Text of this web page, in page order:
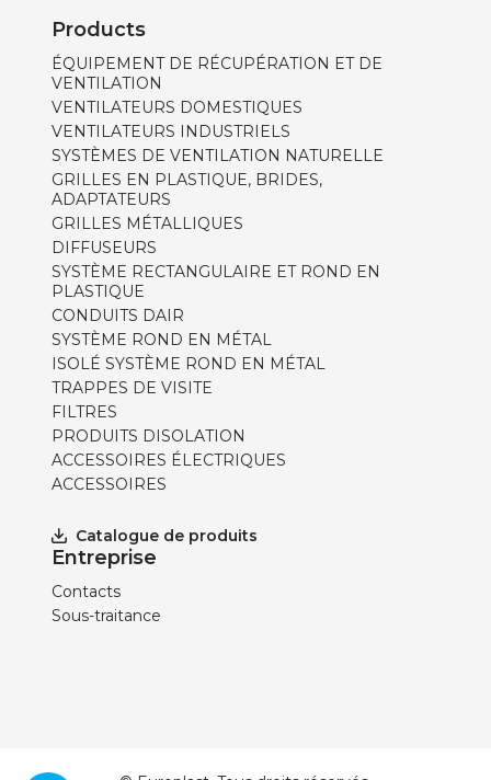
Products
ÉQUIPEMENT DE RÉCUPÉRATION ET DE
VENTILATION
VENTILATEURS DOMESTIQUES
VENTILATEURS INDUSTRIELS
SYSTÈMES DE VENTILATION NATURELLE
GRILLES EN PLASTIQUE, BRIDES,
ADAPTATEURS
GRILLES MÉTALLIQUES
DIFFUSEURS
SYSTÈME RECTANGULAIRE ET ROND EN
PLASTIQUE
CONDUITS DAIR
SYSTÈME ROND EN MÉTAL
ISOLÉ SYSTÈME ROND EN MÉTAL
TRAPPES DE VISITE
FILTRES
PRODUITS DISOLATION
ACCESSOIRES ÉLECTRIQUES
ACCESSOIRES
Catalogue de produits
Entreprise
Contacts
Sous-traitance